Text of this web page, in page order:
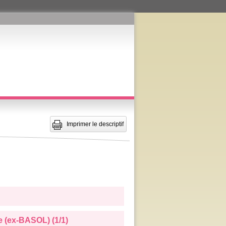
Imprimer le descriptif
BASOL) (1/1)